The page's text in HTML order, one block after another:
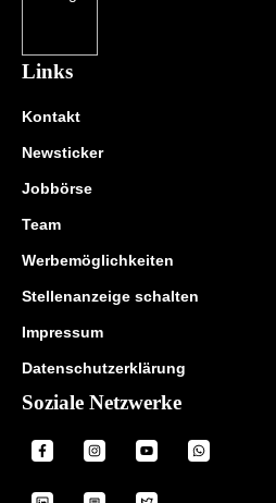
Links
Kontakt
Newsticker
Jobbörse
Team
Werbemöglichkeiten
Stellenanzeige schalten
Impressum
Datenschutzerklärung
Soziale Netzwerke